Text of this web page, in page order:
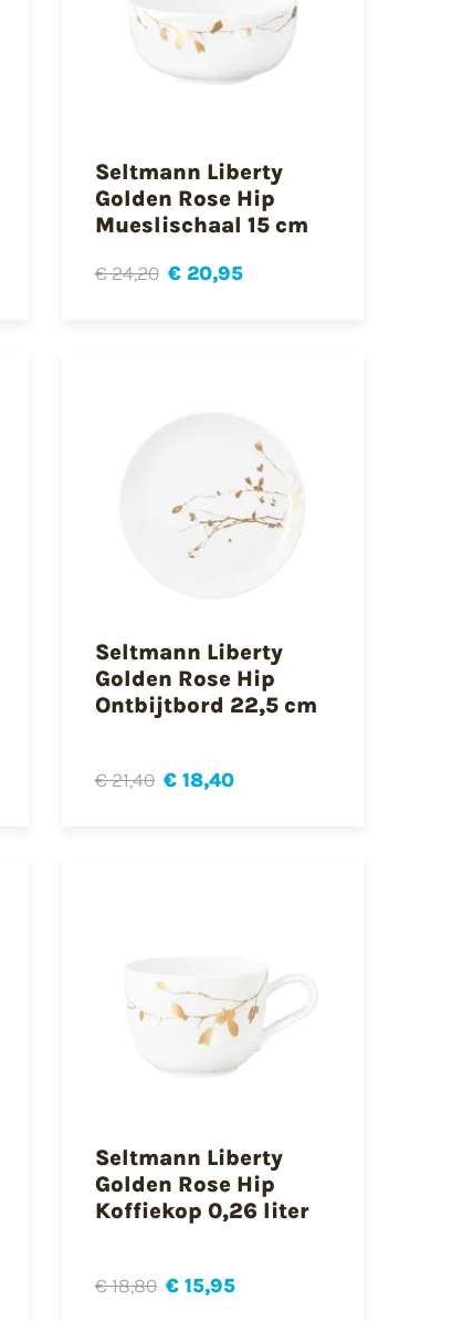
Seltmann Liberty
Golden Rose Hip
Mueslischaal 15 cm
€ 24,20 € 20,95
Seltmann Liberty
Golden Rose Hip
Ontbijtbord 22,5 cm
€ 21,40 € 18,40
Seltmann Liberty
Golden Rose Hip
Koffiekop 0,26 liter
€ 18,80 € 15,95